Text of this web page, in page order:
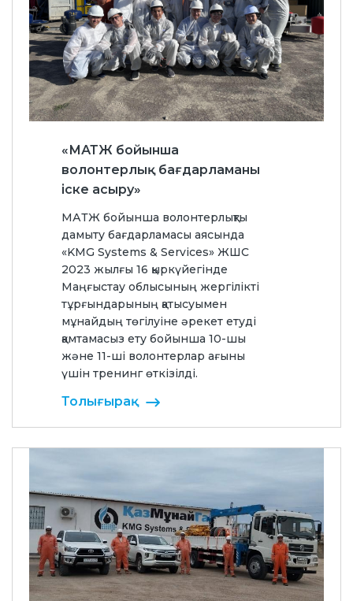
«МАТЖ бойынша
волонтерлық бағдарламаны
іске асыру»
МАТЖ бойынша волонтерлықты
дамыту бағдарламасы аясында
«KMG Systems & Services» ЖШС
2023 жылғы 16 қыркүйегінде
Маңғыстау облысының жергілікті
тұрғындарының қатысуымен
мұнайдың төгілуіне әрекет етуді
қамтамасыз ету бойынша 10-шы
және 11-ші волонтерлар ағыны
үшін тренинг өткізілді.
Толығырақ